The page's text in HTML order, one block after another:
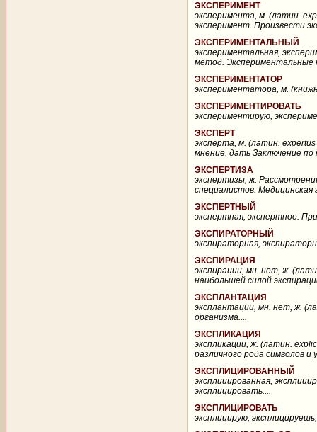
ЭКСПЕРИМЕНТ
эксперимента, м. (латин.
эксперимент. Произвести
ЭКСПЕРИМЕНТАЛЬНЫЙ
экспериментальная,
метод. Экспериментальные
ЭКСПЕРИМЕНТАТОР
экспериментатора, м.
ЭКСПЕРИМЕНТИРОВАТЬ
экспериментирую,
ЭКСПЕРТ
эксперта, м. (латин.
мнение, дать Заключение по
ЭКСПЕРТИЗА
экспертизы, ж.
специалистов. Медицинская
ЭКСПЕРТНЫЙ
экспертная, экспертное.
ЭКСПИРАТОРНЫЙ
экспираторная,
ЭКСПИРАЦИЯ
экспирации, мн. нет, ж.
наибольшей силой
ЭКСПЛАНТАЦИЯ
эксплантации, мн. нет, ж.
организма....
ЭКСПЛИКАЦИЯ
экспликации, ж. (латин.
различного рода символов и
ЭКСПЛИЦИРОВАННЫЙ
эксплицированная,
эксплицировать....
ЭКСПЛИЦИРОВАТЬ
эксплицирую,